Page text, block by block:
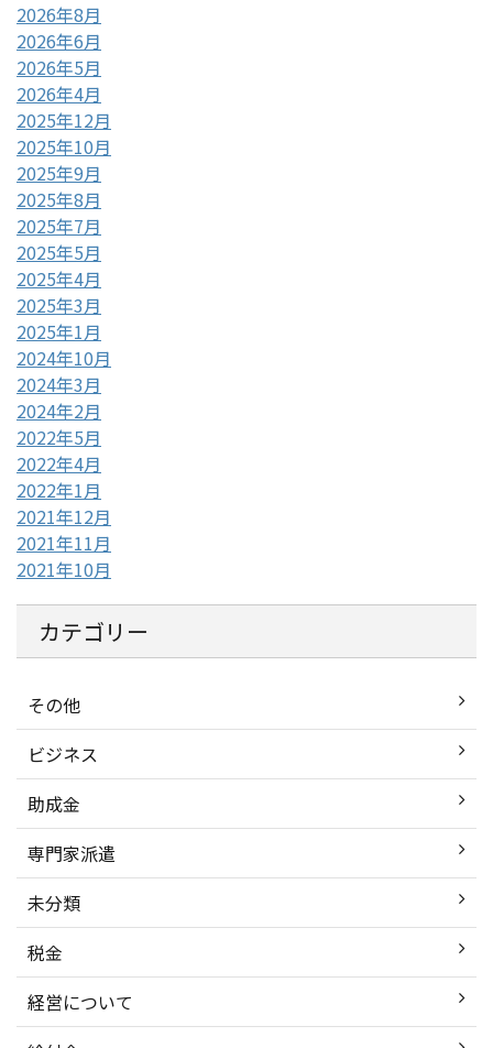
2026年8月
2026年6月
2026年5月
2026年4月
2025年12月
2025年10月
2025年9月
2025年8月
2025年7月
2025年5月
2025年4月
2025年3月
2025年1月
2024年10月
2024年3月
2024年2月
2022年5月
2022年4月
2022年1月
2021年12月
2021年11月
2021年10月
カテゴリー
その他
ビジネス
助成金
専門家派遣
未分類
税金
経営について